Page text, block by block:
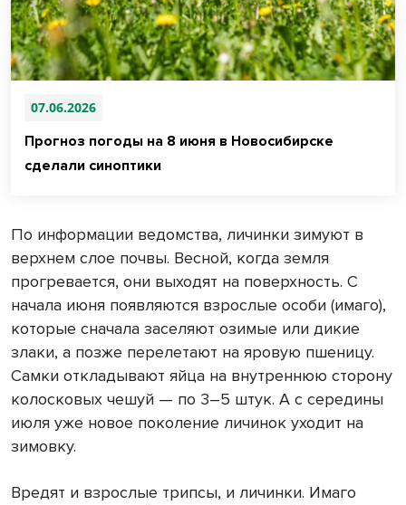
07.06.2026
Прогноз погоды на 8 июня в Новосибирске
сделали синоптики
По информации ведомства, личинки зимуют в
верхнем слое почвы. Весной, когда земля
прогревается, они выходят на поверхность. С
начала июня появляются взрослые особи (имаго),
которые сначала заселяют озимые или дикие
злаки, а позже перелетают на яровую пшеницу.
Самки откладывают яйца на внутреннюю сторону
колосковых чешуй — по 3–5 штук. А с середины
июля уже новое поколение личинок уходит на
зимовку.
Вредят и взрослые трипсы, и личинки. Имаго